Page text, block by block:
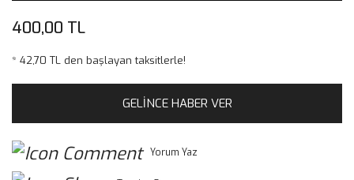
400,00 TL
* 42,70 TL den başlayan taksitlerle!
GELİNCE HABER VER
Yorum Yaz